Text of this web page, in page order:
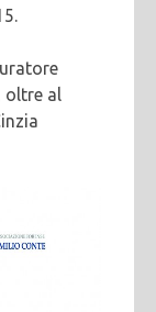
oltre al